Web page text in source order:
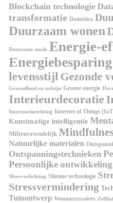
Blockchain technologie
transformatie Domótica
Duurzaam wonen
Duurzame mode Energie-
Energiebesparing
levensstijl Gezonde
Gezondheid en welzijn Groene energie
Interieurdecoratie
Interieurinrichting Internet of Things
Kunstmatige intelligentie
Milieuvriendelijk
Natuurlijke materialen
Ontspanningstechnieken
Persoonlijke ontwikkeling
Sfeerverlichting Slimme technologie
Stressvermindering
Tuinontwerp Woonaccessoires